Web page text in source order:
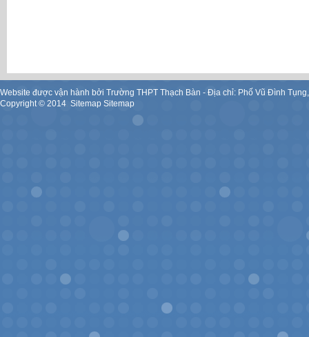
Website được vận hành bởi Trường THPT Thạch Bàn - Địa chỉ: Phố Vũ Đình
Copyright © 2014 Sitemap Sitemap